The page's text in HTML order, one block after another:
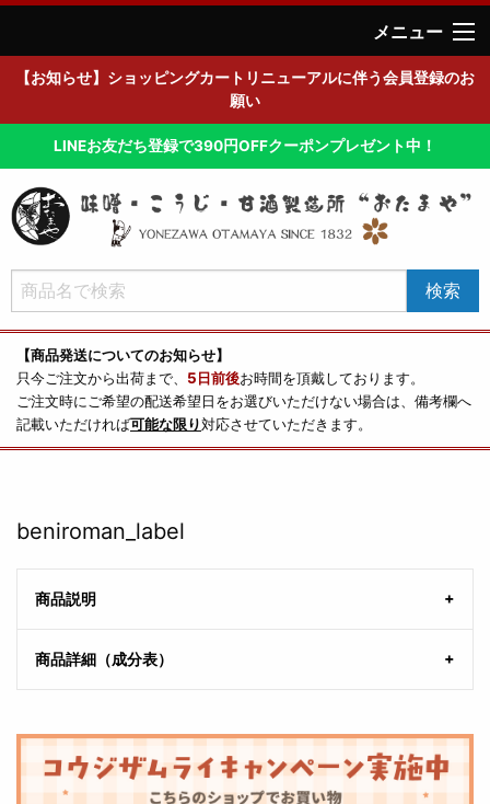
メニュー
【お知らせ】ショッピングカートリニューアルに伴う会員登録のお
願い
LINEお友だち登録で390円OFFクーポンプレゼント中！
【商品発送についてのお知らせ】
只今ご注文から出荷まで、 5日前後お時間を頂戴しております。
ご注文時にご希望の配送希望日をお選びいただけない場合は、備考欄へ
記載いただければ可能な限り対応させていただきます。
beniroman_label
商品説明
商品詳細（成分表）